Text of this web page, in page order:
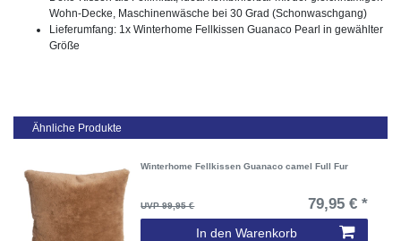
Wohn-Decke, Maschinenwäsche bei 30 Grad (Schonwaschgang)
Lieferumfang: 1x Winterhome Fellkissen Guanaco Pearl in gewählter
Größe
Ähnliche Produkte
Winterhome Fellkissen Guanaco camel Full Fur
UVP 99,95 € 79,95 € *
In den Warenkorb